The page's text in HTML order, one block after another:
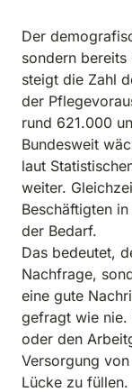
Der
sondern bereits
steigt die Zahl
der
rund 621.000
Bundesweit
laut
weiter.
Beschäftigten
der Bedarf.
Das bedeutet,
Nachfrage,
eine gute
gefragt wie nie.
oder den
Versorgung
Lücke zu füllen.